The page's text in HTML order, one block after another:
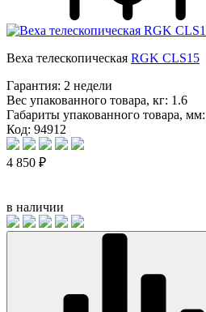
Веха телескопическая RGK CLS15
Гарантия: 2 недели
Вес упакованного товара, кг: 1.6
Габариты упакованного товара, мм:
Код: 94912
4 850 ₽
в наличии